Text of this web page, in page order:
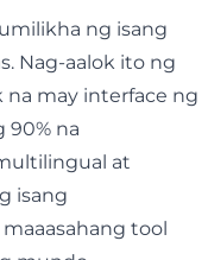
ng isang
Nag-aalok ito ng
may interface ng
90% na
at
isang
tool